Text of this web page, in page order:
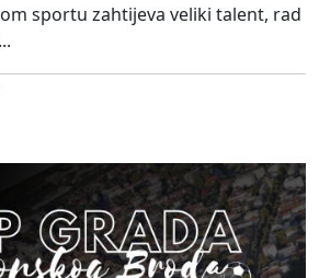
sportu zahtijeva veliki talent, rad